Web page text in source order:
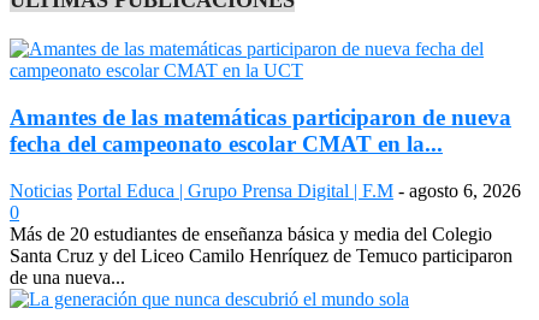
Amantes de las matemáticas participaron de nueva
fecha del campeonato escolar CMAT en la...
Noticias Portal Educa | Grupo Prensa Digital | F.M - agosto 6, 2026
0
Más de 20 estudiantes de enseñanza básica y media del Colegio
Santa Cruz y del Liceo Camilo Henríquez de Temuco participaron
de una nueva...